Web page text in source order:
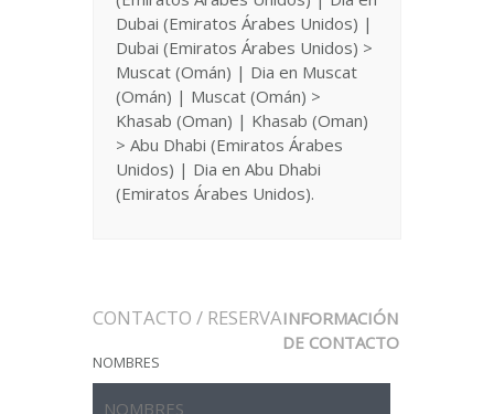
Dubai (Emiratos Árabes Unidos) |
Dubai (Emiratos Árabes Unidos) >
Muscat (Omán) | Dia en Muscat
(Omán) | Muscat (Omán) >
Khasab (Oman) | Khasab (Oman)
> Abu Dhabi (Emiratos Árabes
Unidos) | Dia en Abu Dhabi
(Emiratos Árabes Unidos).
CONTACTO / RESERVAINFORMACIÓN
DE CONTACTO
NOMBRES